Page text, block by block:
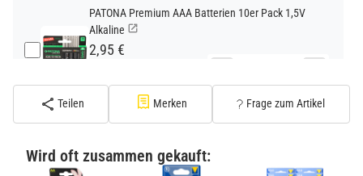
PATONA Premium AAA Batterien 10er Pack 1,5V
Alkaline
2,95 €
(Standard)
Lithium
Teilen Merken Frage zum Artikel
Wird oft zusammen gekauft: